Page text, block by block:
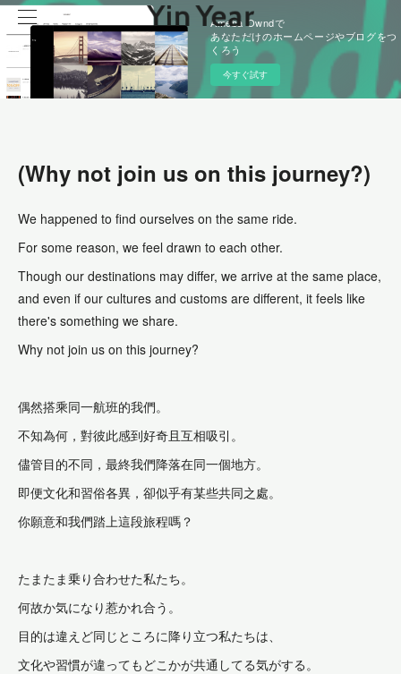
Ameba Owndで
あなただけのホームページやブログをつ
くろう
今すぐ試す
(Why not join us on this journey?)
We happened to find ourselves on the same ride.
For some reason, we feel drawn to each other.
Though our destinations may diﬀer, we arrive at the same place,
and even if our cultures and customs are diﬀerent, it feels like
there's something we share.
Why not join us on this journey?
偶然搭乘同一航班的我們。
不知為何，對彼此感到好奇且互相吸引。
儘管目的不同，最終我們降落在同一個地方。
即便文化和習俗各異，卻似乎有某些共同之處。
你願意和我們踏上這段旅程嗎？
たまたま乗り合わせた私たち。
何故か気になり惹かれ合う。
目的は違えど同じところに降り立つ私たちは、
文化や習慣が違ってもどこかが共通してる気がする。